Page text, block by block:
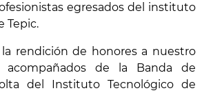
egresados del instituto
Tepic.
la rendición de honores a nuestro
acompañados de la Banda de
del Instituto Tecnológico de